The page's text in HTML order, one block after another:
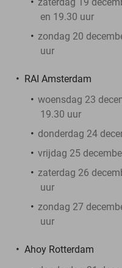
en 19.30 uur
zondag 20
uur
RAI Amsterdam
woensdag 23
19.30 uur
donderdag 24
vrijdag 25
zaterdag 26
uur
zondag 27
uur
Ahoy Rotterdam